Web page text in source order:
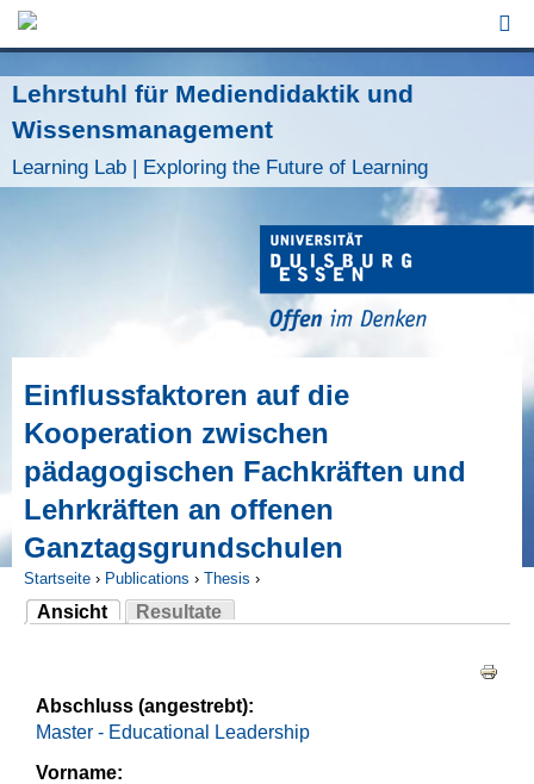
Lehrstuhl für Mediendidaktik und
Wissensmanagement
Learning Lab | Exploring the Future of Learning
Einflussfaktoren auf die
Kooperation zwischen
pädagogischen Fachkräften und
Lehrkräften an offenen
Ganztagsgrundschulen
Sie sind hier
Startseite › Publications › Thesis ›
Ansicht
(aktiver Reiter)
Resultate
Abschluss (angestrebt):
Master - Educational Leadership
Vorname: